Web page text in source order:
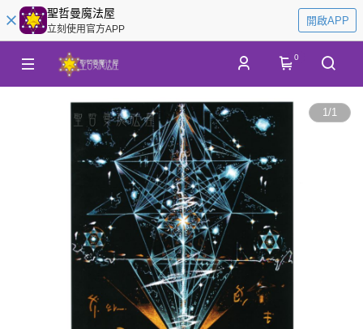
聖哲曼魔法屋
立刻使用官方APP
開啟APP
0
1/1